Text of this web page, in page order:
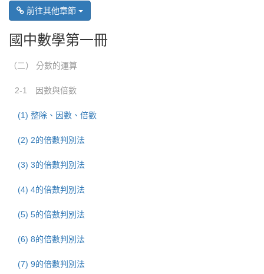
前往其他章節
國中數學第一冊
（二） 分數的運算
2-1 因數與倍數
(1) 整除、因數、倍數
(2) 2的倍數判別法
(3) 3的倍數判別法
(4) 4的倍數判別法
(5) 5的倍數判別法
(6) 8的倍數判別法
(7) 9的倍數判別法